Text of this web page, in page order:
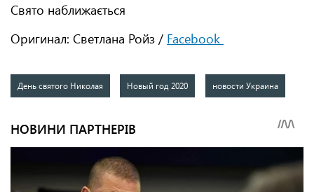
Свято наближається
Оригинал: Светлана Ройз / Facebook
День святого Николая Новый год 2020 новости Украина